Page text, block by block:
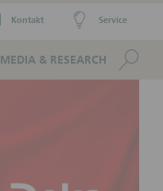
Kontakt Service
MEDIA & RESEARCH